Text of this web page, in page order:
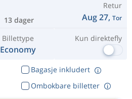
13 dager
Retur
Aug 27, Tor
Billettype
Economy
Kun direktefly
Bagasje inkludert
Ombokbare billetter